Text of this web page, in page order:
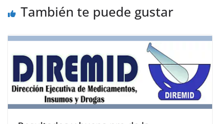
También te puede gustar